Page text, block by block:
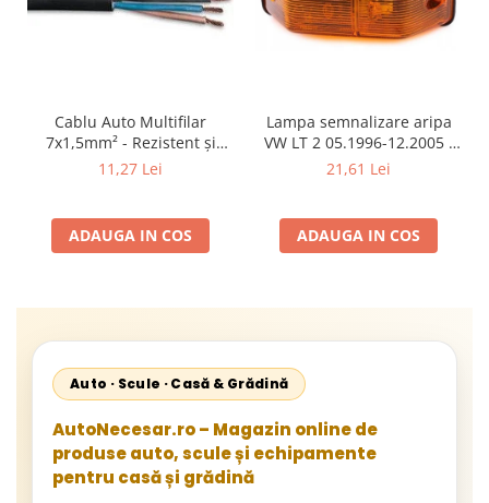
Cablu Auto Multifilar
7x1,5mm² - Rezistent și
Flexibil pentru Remorci 12V-
11,27 Lei
ADAUGA IN COS
Lampa semnalizare aripa
VW LT 2 05.1996-12.2005 ;
Mercedes Sprinter 1995-
Neoplan Euroliner,
Starliner,Centroliner,
21,61 Lei
ADAUGA IN COS
Auto · Scule · Casă & Grădină
AutoNecesar.ro – Magazin online de
produse auto, scule și echipamente
pentru casă și grădină